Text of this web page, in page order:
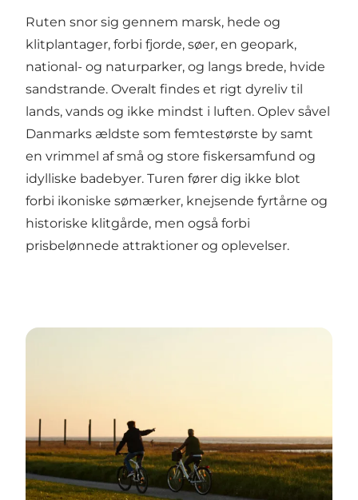
Ruten snor sig gennem marsk, hede og
klitplantager, forbi fjorde, søer, en geopark,
national- og naturparker, og langs brede, hvide
sandstrande. Overalt findes et rigt dyreliv til
lands, vands og ikke mindst i luften. Oplev såvel
Danmarks ældste som femtestørste by samt
en vrimmel af små og store fiskersamfund og
idylliske badebyer. Turen fører dig ikke blot
forbi ikoniske sømærker, knejsende fyrtårne og
historiske klitgårde, men også forbi
prisbelønnede attraktioner og oplevelser.